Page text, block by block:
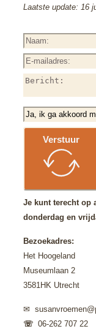
Laatste update: 16
Verstuur
Je kunt terecht op
donderdag en
Bezoekadres:
Het Hoogeland
Museumlaan 2
3581HK Utrecht
✉︎
☏ 06-262 707 22